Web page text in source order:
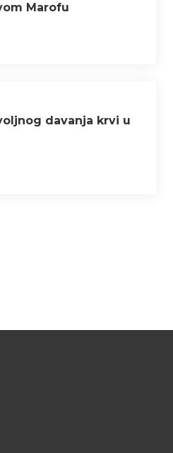
Marofu
davanja krvi u